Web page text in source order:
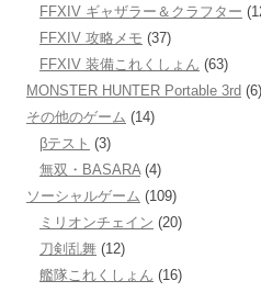
FFXIV ギャザラー＆クラフター
FFXIV 攻略メモ (37)
FFXIV 装備これくしょん (63)
MONSTER HUNTER Portable 3rd (6)
その他のゲーム (14)
βテスト (3)
無双・BASARA(4)
ソーシャルゲーム (109)
ミリオンチェイン (20)
刀剣乱舞 (12)
艦隊これくしょん (16)